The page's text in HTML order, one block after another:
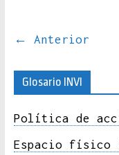
← Anterior
Glosario INVI
Política de
Espacio físico